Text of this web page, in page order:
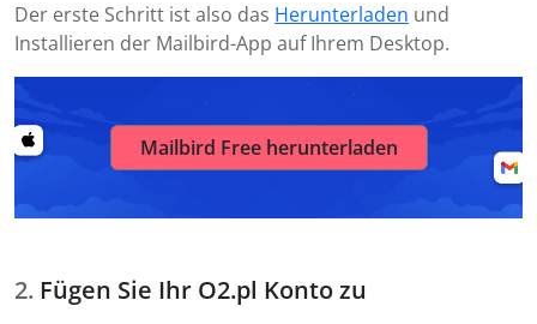
Der erste Schritt ist also das Herunterladen und
Installieren der Mailbird-App auf Ihrem Desktop.
Mailbird Free herunterladen
Fügen Sie Ihr O2.pl Konto zu